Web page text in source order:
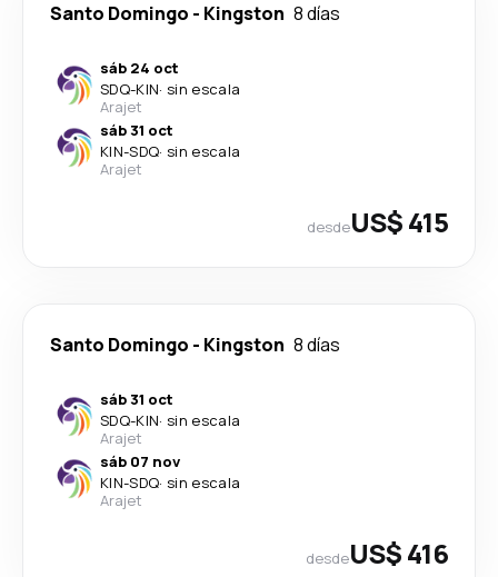
Santo Domingo - Kingston 8 días
sáb 24 oct
SDQ-KIN· sin escala
Arajet
sáb 31 oct
KIN-SDQ· sin escala
Arajet
desdeUS$ 415
Santo Domingo - Kingston 8 días
sáb 31 oct
SDQ-KIN· sin escala
Arajet
sáb 07 nov
KIN-SDQ· sin escala
Arajet
desdeUS$ 416